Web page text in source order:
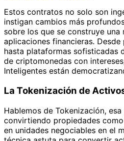
Estos contratos no solo son
instigan cambios más
sobre los que se construye una
aplicaciones financieras.
hasta plataformas sofisticadas
de criptomonedas con
Inteligentes están
La Tokenización de
Hablemos de Tokenización,
convirtiendo propiedades
en unidades negociables en el